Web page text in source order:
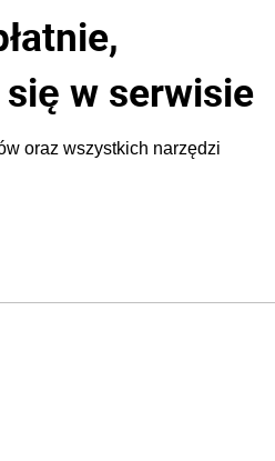
w serwisie
oraz wszystkich narzędzi